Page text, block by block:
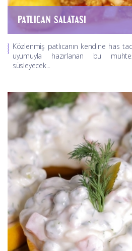
PATLICAN SALATASI
Közlenmiş patlıcanın kendine has
uyumuyla hazırlanan bu
süsleyecek...